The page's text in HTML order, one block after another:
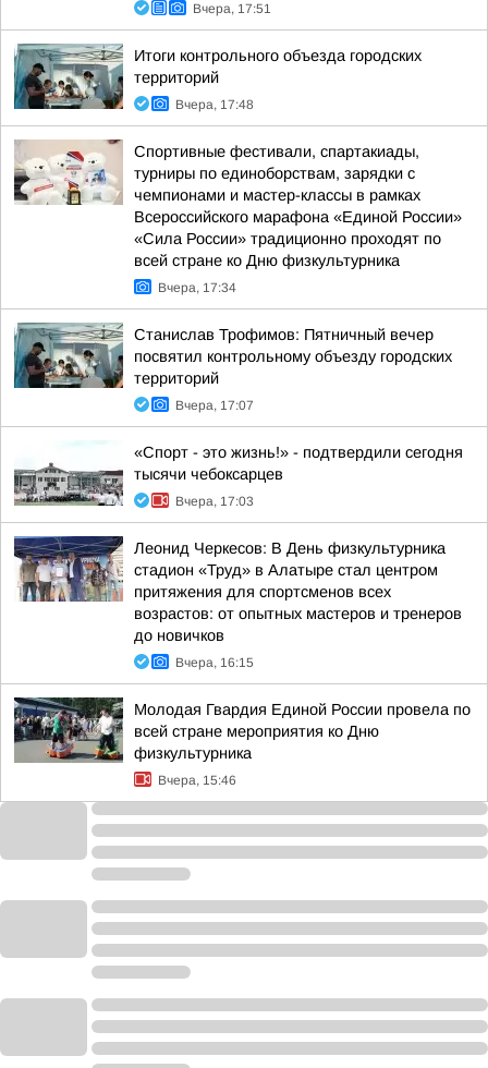
Вчера, 17:51
Итоги контрольного объезда городских
территорий
Вчера, 17:48
Спортивные фестивали, спартакиады,
турниры по единоборствам, зарядки с
чемпионами и мастер-классы в рамках
Всероссийского марафона «Единой России»
«Сила России» традиционно проходят по
всей стране ко Дню физкультурника
Вчера, 17:34
Станислав Трофимов: Пятничный вечер
посвятил контрольному объезду городских
территорий
Вчера, 17:07
«Спорт - это жизнь!» - подтвердили сегодня
тысячи чебоксарцев
Вчера, 17:03
Леонид Черкесов: В День физкультурника
стадион «Труд» в Алатыре стал центром
притяжения для спортсменов всех
возрастов: от опытных мастеров и тренеров
до новичков
Вчера, 16:15
Молодая Гвардия Единой России провела по
всей стране мероприятия ко Дню
физкультурника
Вчера, 15:46